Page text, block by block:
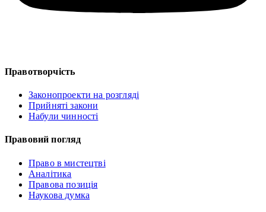
Правотворчість
Законопроекти на розгляді
Прийняті закони
Набули чинності
Правовий погляд
Право в мистецтві
Аналітика
Правова позиція
Наукова думка